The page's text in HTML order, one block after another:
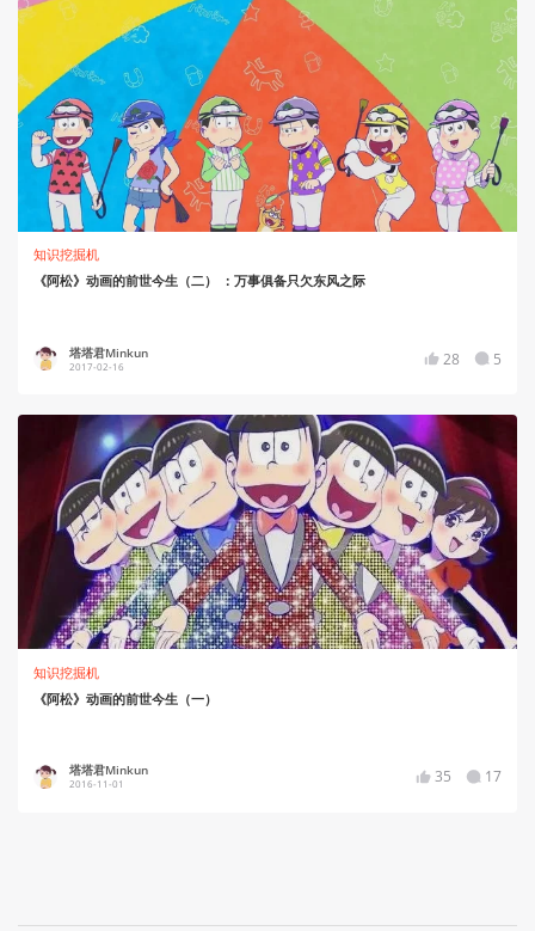
知识挖掘机
《阿松》动画的前世今生（二） ：万事俱备只欠东风之际
塔塔君Minkun
2017-02-16 28 5
知识挖掘机
《阿松》动画的前世今生（一）
塔塔君Minkun
2016-11-01 35 17